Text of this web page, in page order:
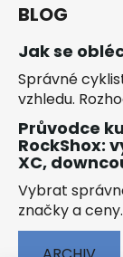
BLOG
Jak se
Správné
vzhledu.
Průvodce
RockShox:
XC,
Vybrat
značky a ceny.